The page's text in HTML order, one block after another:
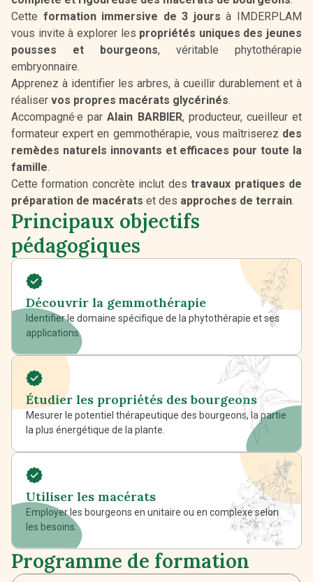
Cette formation immersive de 3 jours à IMDERPLAM
vous invite à explorer les propriétés uniques des jeunes
pousses et bourgeons, véritable phytothérapie
embryonnaire.
Apprenez à identifier les arbres, à cueillir durablement et à
réaliser vos propres macérats glycérinés.
Accompagné·e parAlain BARBIER, producteur, cueilleur et
formateur expert en gemmothérapie, vous maîtriserez des
remèdes naturels innovants et efficaces pour toute la
famille.
Cette formation concrète inclut destravaux pratiques de
préparation de macérats et des approches de terrain.
Principaux objectifs
pédagogiques
Découvrir la gemmothérapie
Identifier le domaine spécifique de la phytothérapie et ses
applications.
Étudier les propriétés des bourgeons
Mesurer le potentiel thérapeutique des bourgeons, la partie
la plus énergétique de la plante.
Utiliser les macérats
Employer les bourgeons en unitaire ou en complexe selon
les besoins.
Programme de formation